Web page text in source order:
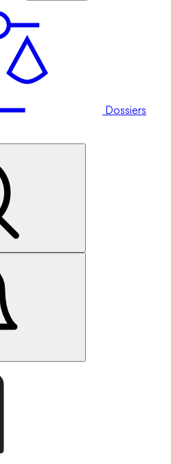
Dossiers